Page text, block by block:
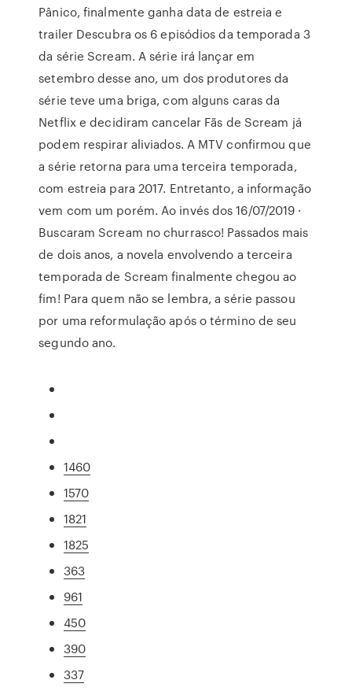
Pânico, finalmente ganha data de estreia e
trailer Descubra os 6 episódios da temporada 3
da série Scream. A série irá lançar em
setembro desse ano, um dos produtores da
série teve uma briga, com alguns caras da
Netflix e decidiram cancelar Fãs de Scream já
podem respirar aliviados. A MTV confirmou que
a série retorna para uma terceira temporada,
com estreia para 2017. Entretanto, a informação
vem com um porém. Ao invés dos 16/07/2019 ·
Buscaram Scream no churrasco! Passados mais
de dois anos, a novela envolvendo a terceira
temporada de Scream finalmente chegou ao
fim! Para quem não se lembra, a série passou
por uma reformulação após o término de seu
segundo ano.
1460
1570
1821
1825
363
961
450
390
337